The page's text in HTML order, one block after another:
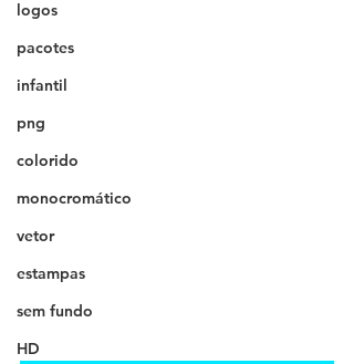
logos
pacotes
infantil
png
colorido
monocromático
vetor
estampas
sem fundo
HD